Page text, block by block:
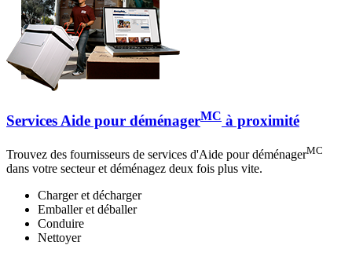
Services Aide pour déménagerMC à proximité
Trouvez des fournisseurs de services d'Aide pour déménagerMC
dans votre secteur et déménagez deux fois plus vite.
Charger et décharger
Emballer et déballer
Conduire
Nettoyer